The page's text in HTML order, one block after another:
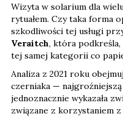
Wizyta w solarium dla
rytuałem. Czy taka forma
szkodliwości tej usługi
Veraitch, która podkreśla,
tej samej kategorii co
Analiza z 2021 roku
czerniaka —
jednoznacznie wykazała
związane z korzystaniem